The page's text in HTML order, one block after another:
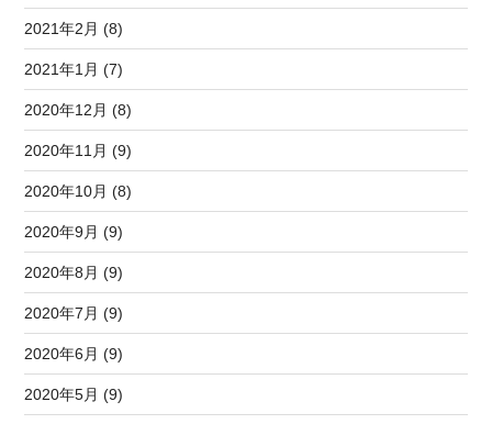
2021年2月 (8)
2021年1月 (7)
2020年12月 (8)
2020年11月 (9)
2020年10月 (8)
2020年9月 (9)
2020年8月 (9)
2020年7月 (9)
2020年6月 (9)
2020年5月 (9)